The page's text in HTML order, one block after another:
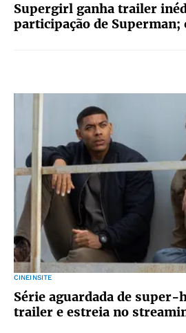
Supergirl ganha trailer
participação de Superman;
CINEINSITE
Série aguardada de super-
trailer e estreia no